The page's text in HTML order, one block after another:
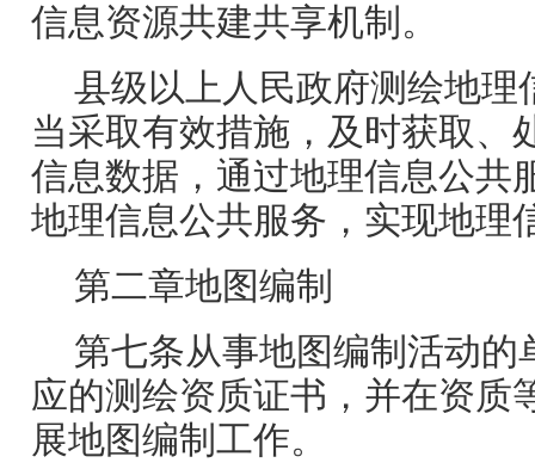
信息资源共建共享机制。
县级以上人民政府测绘地理
当采取有效措施，及时获取、
信息数据，通过地理信息公共
地理信息公共服务，实现地理
第二章地图编制
第七条从事地图编制活动的
应的测绘资质证书，并在资质
展地图编制工作。